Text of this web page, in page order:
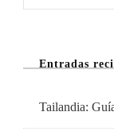
Entradas
Tailandia: